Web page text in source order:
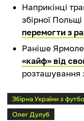
Наприкінці
збірної Польщі
перемогти з
Раніше
«кайф» від
розташування
Збірна України з
Олег Дулуб